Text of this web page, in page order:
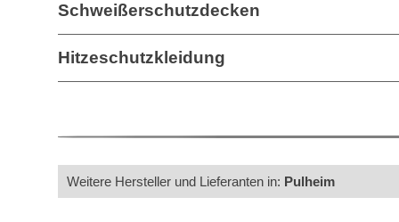
Schweißerschutzdecken
Hitzeschutzkleidung
Weitere Hersteller und Lieferanten in: Pulheim